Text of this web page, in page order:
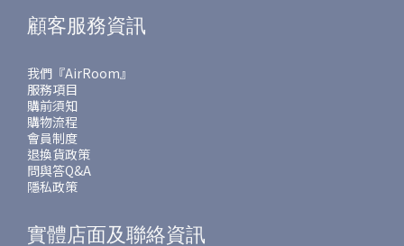
顧客服務資訊
我們『AirRoom』
服務項目
購前須知
購物流程
會員制度
退換貨政策
問與答Q&A
隱私政策
實體店面及聯絡資訊